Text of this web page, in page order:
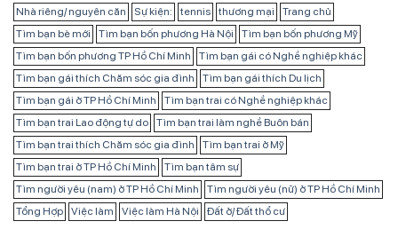
Nhà riêng/ nguyên căn
Sự kiện: tennis thương mại
Trang chủ
Tìm bạn bè mới
Tìm bạn bốn phương Hà Nội
Tìm bạn bốn phương Mỹ
Tìm bạn bốn phương TP Hồ Chí Minh
Tìm bạn gái có Nghề nghiệp khác
Tìm bạn gái thích Chăm sóc gia đình
Tìm bạn gái thích Du lịch
Tìm bạn gái ở TP Hồ Chí Minh
Tìm bạn trai có Nghề nghiệp khác
Tìm bạn trai Lao động tự do
Tìm bạn trai làm nghề Buôn bán
Tìm bạn trai thích Chăm sóc gia đình
Tìm bạn trai ở Mỹ
Tìm bạn trai ở TP Hồ Chí Minh
Tìm bạn tâm sự
Tìm người yêu (nam) ở TP Hồ Chí Minh
Tìm người yêu (nữ) ở TP Hồ Chí Minh
Tổng Hợp
Việc làm Việc làm Hà Nội Đất ở/ Đất thổ cư